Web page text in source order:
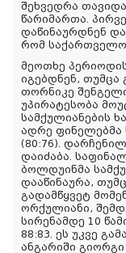
შეხვედრა
წარიმართა.
დაწინაურდნენ და
რომ
მეოთხე
იგებდნენ, თუმცა
თორნიკე
უპირატესობა
სამქულიანების
ადრე ფინელებმა
(80:76).
დაიძაბა.
ბოლდუინმა
დააწინაურა,
გადამწყვეტ
ორქულიანი,
სირენამდე 10
88:83. ეს უკვე
ანგარიში გიორგი